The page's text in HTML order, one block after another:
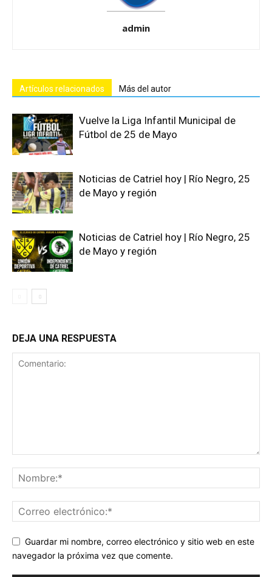
admin
Artículos relacionados Más del autor
Vuelve la Liga Infantil Municipal de
Fútbol de 25 de Mayo
Noticias de Catriel hoy | Río Negro, 25
de Mayo y región
Noticias de Catriel hoy | Río Negro, 25
de Mayo y región
DEJA UNA RESPUESTA
Guardar mi nombre, correo electrónico y sitio web en este
navegador la próxima vez que comente.